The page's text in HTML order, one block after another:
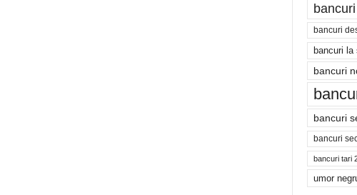
bancuri
bancuri la
bancuri
bancuri
bancuri
bancuri tari
umor